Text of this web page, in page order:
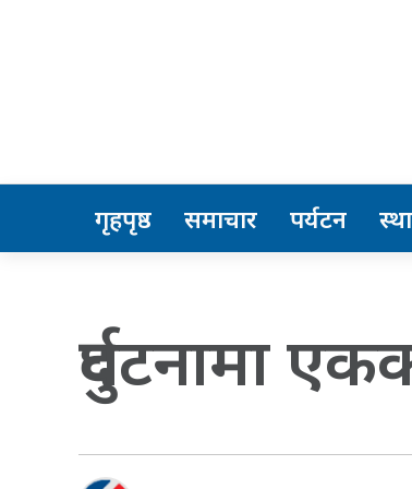
गृहपृष्ठ समाचार पर्यटन
दुर्घटनामा